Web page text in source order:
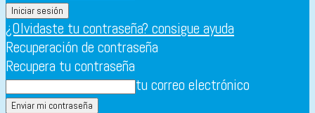
¿Olvidaste tu contraseña? consigue ayuda
Recuperación de contraseña
Recupera tu contraseña
tu correo electrónico